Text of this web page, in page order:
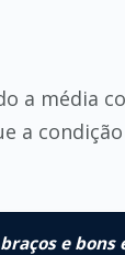
a média
a condição
e bons